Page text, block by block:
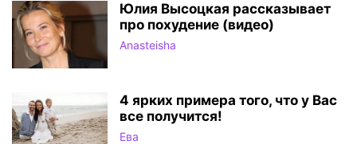
Юлия Высоцкая рассказывает
про похудение (видео)
Anasteisha
4 ярких примера того, что у Вас
все получится!
Ева